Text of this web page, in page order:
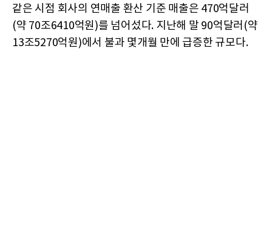
같은 시점 회사의 연매출 환산 기준 매출은 470억달러
(약 70조6410억원)를 넘어섰다. 지난해 말 90억달러(약
13조5270억원)에서 불과 몇개월 만에 급증한 규모다.